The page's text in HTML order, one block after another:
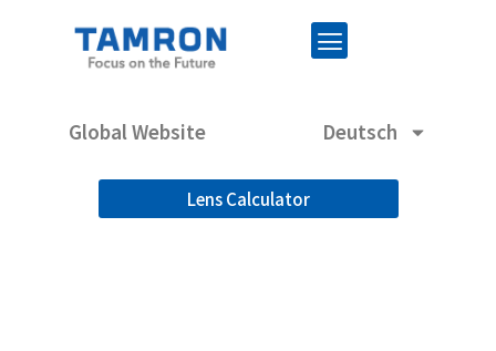
Global Website Deutsch
Lens Calculator